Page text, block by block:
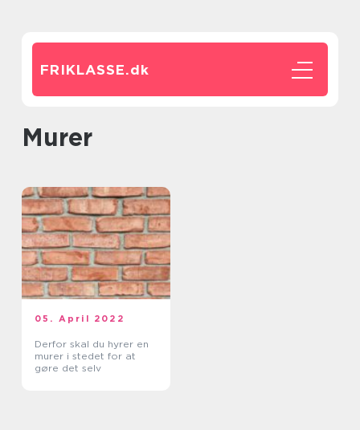
FRIKLASSE.dk
murer
05. April 2022
Derfor skal du hyrer en
murer i stedet for at
gøre det selv